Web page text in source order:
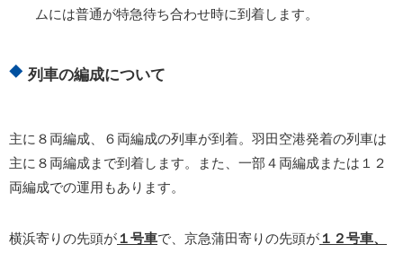
ムには普通が特急待ち合わせ時に到着します。
列車の編成について
主に８両編成、６両編成の列車が到着。羽田空港発着の列車は
主に８両編成まで到着します。また、一部４両編成または１２
両編成での運用もあります。
横浜寄りの先頭が １号車で、京急蒲田寄りの先頭が １２号車、